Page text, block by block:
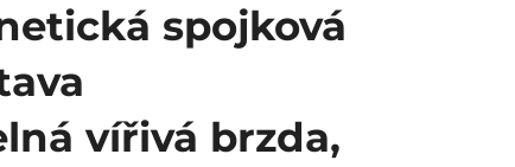
spojková
vířivá brzda,